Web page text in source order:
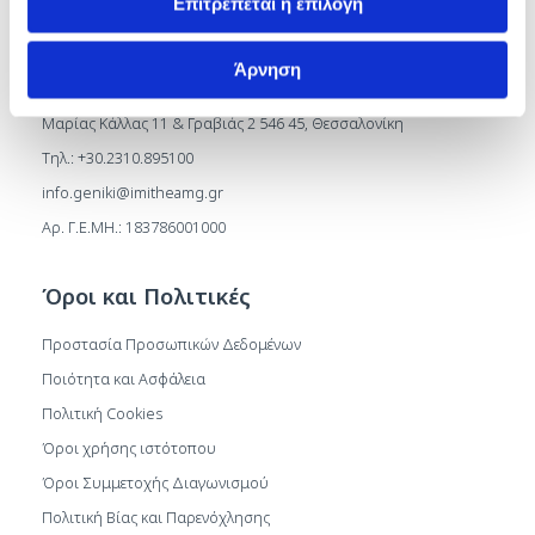
Άρνηση
Μαρίας Κάλλας 11 & Γραβιάς 2 546 45, Θεσσαλονίκη
Τηλ.: +30.2310.895100
info.geniki@imitheamg.gr
Αρ. Γ.Ε.ΜΗ.: 183786001000
Όροι και Πολιτικές
Προστασία Προσωπικών Δεδομένων
Ποιότητα και Ασφάλεια
Πολιτική Cookies
Όροι χρήσης ιστότοπου
Όροι Συμμετοχής Διαγωνισμού
Πολιτική Βίας και Παρενόχλησης